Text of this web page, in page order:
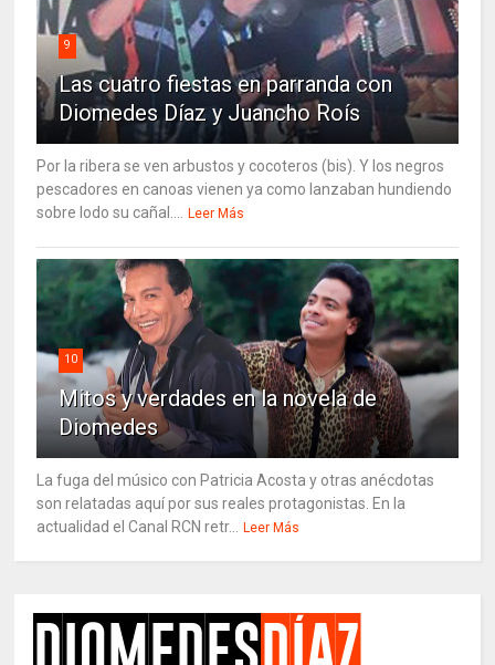
9
Las cuatro fiestas en parranda con
Diomedes Díaz y Juancho Roís
Por la ribera se ven arbustos y cocoteros (bis). Y los negros
pescadores en canoas vienen ya como lanzaban hundiendo
sobre lodo su cañal.... Leer Más
10
Mitos y verdades en la novela de
Diomedes
La fuga del músico con Patricia Acosta y otras anécdotas
son relatadas aquí por sus reales protagonistas. En la
actualidad el Canal RCN retr... Leer Más